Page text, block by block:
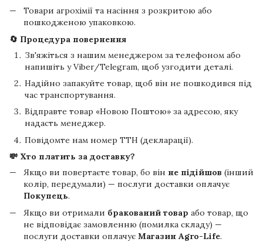
Товари агрохімії та насіння з розкритою або
пошкодженою упаковкою.
🔄 Процедура повернення
Зв'яжіться з нашим менеджером за телефоном або
напишіть у Viber/Telegram, щоб узгодити деталі.
Надійно запакуйте товар, щоб він не пошкодився під
час транспортування.
Відправте товар «Новою Поштою» за адресою, яку
надасть менеджер.
Повідомте нам номер ТТН (декларації).
💸 Хто платить за доставку?
Якщо ви повертаєте товар, бо він не підійшов (інший
колір, передумали) — послуги доставки оплачує
Покупець.
Якщо ви отримали бракований товар або товар, що
не відповідає замовленню (помилка складу) —
послуги доставки оплачує Магазин Agro-Life.